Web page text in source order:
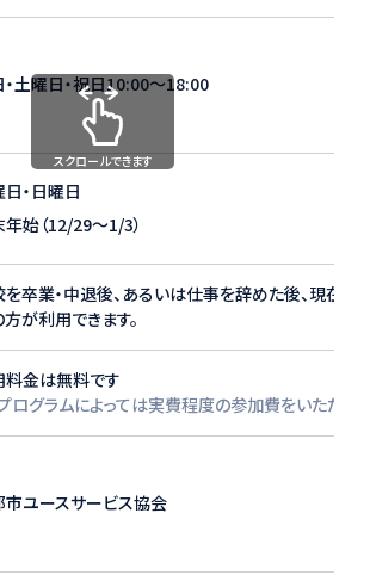
土曜日・祝日10:00～18:00
・日曜日
始（12/29～1/3）
卒業・中退後、あるいは仕事を辞めた後、現在
が利用できます。
料金は無料です
ログラムによっては実費程度の参加費をいただく
市ユースサービス協会
スクロールできます